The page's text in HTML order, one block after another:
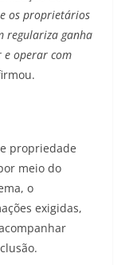
os proprietários
regulariza ganha
operar com
propriedade
meio do
o
exigidas,